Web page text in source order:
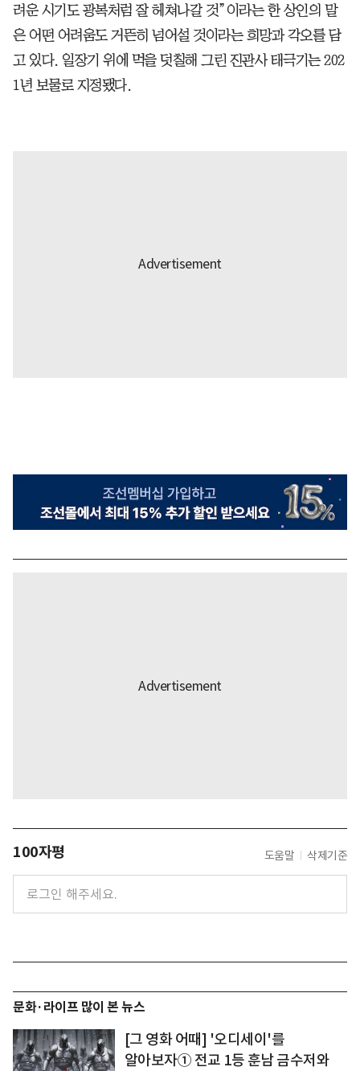
려운 시기도 광복처럼 잘 헤쳐나갈 것”이라는 한 상인의 말
은 어떤 어려움도 거뜬히 넘어설 것이라는 희망과 각오를 담
고 있다. 일장기 위에 먹을 덧칠해 그린 진관사 태극기는 202
1년 보물로 지정됐다.
100자평 도움말 삭제기준
문화·라이프 많이 본 뉴스
[그 영화 어때] '오디세이'를
알아보자① 전교 1등 훈남 금수저와